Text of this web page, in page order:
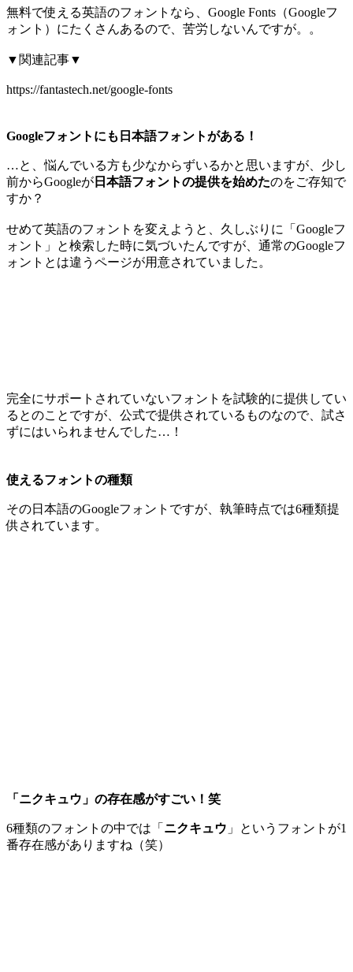
無料で使える英語のフォントなら、Google Fonts（Googleフ
ォント）にたくさんあるので、苦労しないんですが。。
▼関連記事▼
https://fantastech.net/google-fonts
Googleフォントにも日本語フォントがある！
…と、悩んでいる方も少なからずいるかと思いますが、少し
前からGoogleが 日本語フォントの提供を始めたのをご存知で
すか？
せめて英語のフォントを変えようと、久しぶりに「Googleフ
ォント」と検索した時に気づいたんですが、通常のGoogleフ
ォントとは違うページが用意されていました。
完全にサポートされていないフォントを試験的に提供してい
るとのことですが、公式で提供されているものなので、試さ
ずにはいられませんでした…！
使えるフォントの種類
その日本語のGoogleフォントですが、執筆時点では6種類提
供されています。
「ニクキュウ」の存在感がすごい！笑
6種類のフォントの中では「 ニクキュウ 」というフォントが1
番存在感がありますね（笑）